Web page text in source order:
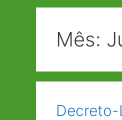
Mês:
Decreto-